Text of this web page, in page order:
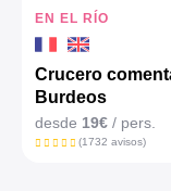
EN EL RÍO
Crucero
Burdeos
desde 19€ / pers.
(1732 avisos)